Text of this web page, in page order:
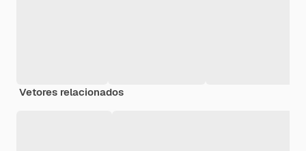
Vetores relacionados